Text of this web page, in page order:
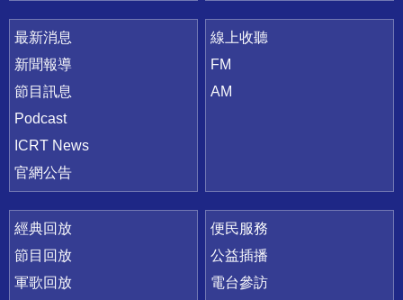
最新消息
新聞報導
節目訊息
Podcast
ICRT News
官網公告
線上收聽
FM
AM
經典回放
節目回放
軍歌回放
便民服務
公益插播
電台參訪